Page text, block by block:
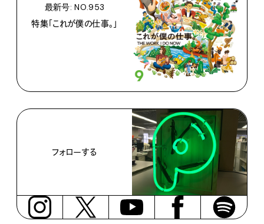
最新号: NO.953
特集「これが僕の仕事。」
フォローする